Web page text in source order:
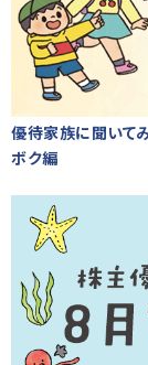
優待家族に聞いて
ボク編